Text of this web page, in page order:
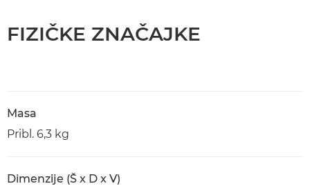
FIZIČKE ZNAČAJKE
Masa
Pribl. 6,3 kg
Dimenzije (Š x D x V)